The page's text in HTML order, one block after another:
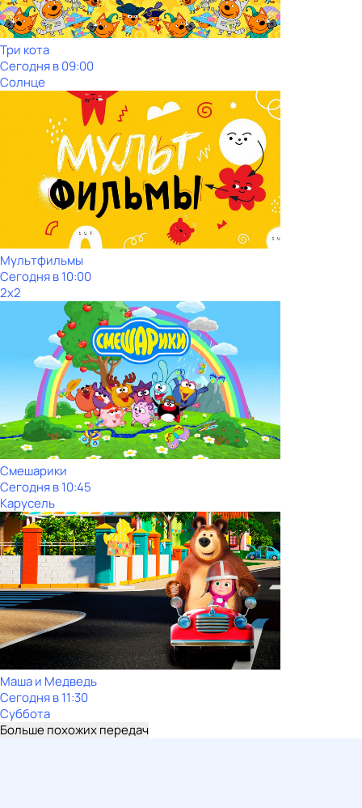
Три кота
Сегодня в 09:00
Солнце
Мультфильмы
Сегодня в 10:00
2x2
Смешарики
Сегодня в 10:45
Карусель
Маша и Медведь
Сегодня в 11:30
Суббота
Больше похожих передач